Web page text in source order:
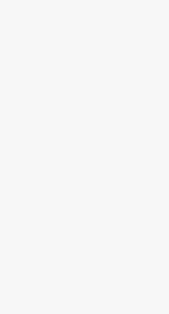
denumire în relația
poate fi abordat decât
unicitatea ca individ. Și
lucru, când îl solicită pe
este să fie ascultat.
simbolistică anume, care se
descifrată din vorbele,
o trăiește și o afirmă mai
elocvent. Din conținutul
modul în care în care îi vin
evenimentele care l-au
așa fel, încât tabloul
prezent, ceea ce l-a marcat
Pentru psihiatru, în afara
și simptomele celui care
important este nu numai
despre problemele care l-
gândește acesta despre cei